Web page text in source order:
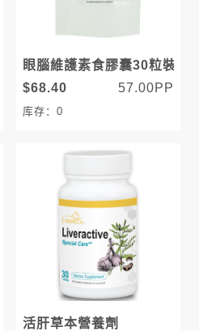
眼腦維護素食膠囊30粒裝
$68.40
57.00PP
库存：0
活肝草本營養劑